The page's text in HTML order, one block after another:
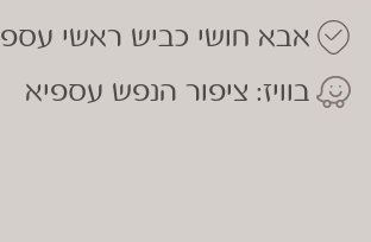
אבא חושי כביש ראשי
בוויז: ציפור הנפש עספיא